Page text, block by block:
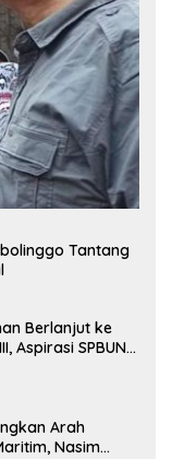
Tantang
Berlanjut ke
Aspirasi SPBUN
Arah
Nasim